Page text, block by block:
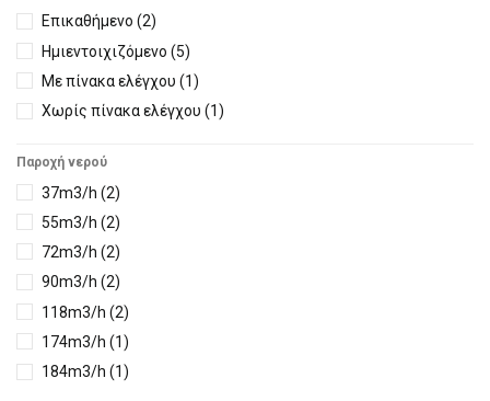
50m3/h
57m3/h
(1)
61m3/h
60m3/h
(3)
62m3/h(5)
77m3/h (2)
80m3/h (4)
87m3/h (3)
94m3/h (7)
101m3/h (7)
100m3/h (5)
114m3/h (5)
Επικαθήμενο (2)
Ημιεντοιχιζόμενο (5)
Με πίνακα ελέγχου (1)
Χωρίς πίνακα ελέγχου (1)
Παροχή νερού
37m3/h (2)
55m3/h (2)
72m3/h (2)
90m3/h (2)
118m3/h (2)
174m3/h (1)
184m3/h (1)